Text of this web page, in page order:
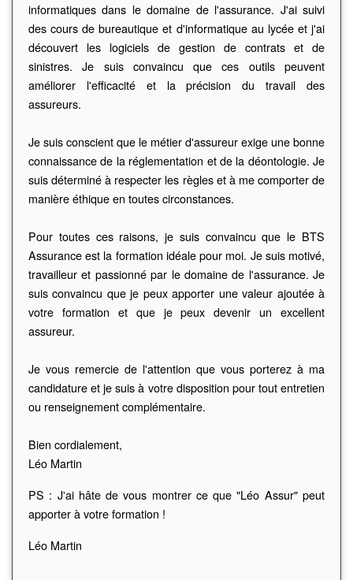
informatiques dans le domaine de l'assurance. J'ai suivi
des cours de bureautique et d'informatique au lycée et j'ai
découvert les logiciels de gestion de contrats et de
sinistres. Je suis convaincu que ces outils peuvent
améliorer l'efficacité et la précision du travail des
assureurs.
Je suis conscient que le métier d'assureur exige une bonne
connaissance de la réglementation et de la déontologie. Je
suis déterminé à respecter les règles et à me comporter de
manière éthique en toutes circonstances.
Pour toutes ces raisons, je suis convaincu que le BTS
Assurance est la formation idéale pour moi. Je suis motivé,
travailleur et passionné par le domaine de l'assurance. Je
suis convaincu que je peux apporter une valeur ajoutée à
votre formation et que je peux devenir un excellent
assureur.
Je vous remercie de l'attention que vous porterez à ma
candidature et je suis à votre disposition pour tout entretien
ou renseignement complémentaire.
Bien cordialement,
Léo Martin
PS : J'ai hâte de vous montrer ce que "Léo Assur" peut
apporter à votre formation !
Léo Martin